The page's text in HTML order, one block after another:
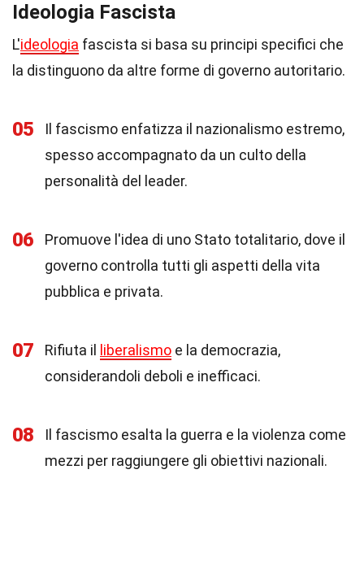
Ideologia Fascista
L'ideologia fascista si basa su principi specifici che
la distinguono da altre forme di governo autoritario.
05
Il fascismo enfatizza il nazionalismo estremo,
spesso accompagnato da un culto della
personalità del leader.
06
Promuove l'idea di uno Stato totalitario, dove il
governo controlla tutti gli aspetti della vita
pubblica e privata.
07 Rifiuta il liberalismo e la democrazia,
considerandoli deboli e inefficaci.
08
Il fascismo esalta la guerra e la violenza come
mezzi per raggiungere gli obiettivi nazionali.